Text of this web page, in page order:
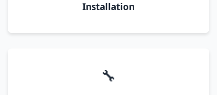
Installation
🔧